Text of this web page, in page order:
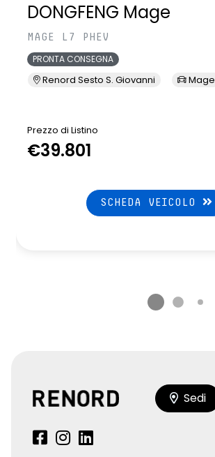
DONGFENG Mage
MAGE L7 PHEV
PRONTA CONSEGNA
Renord Sesto S. Giovanni Mage
Prezzo di Listino
€39.801
SCHEDA VEICOLO
Sedi